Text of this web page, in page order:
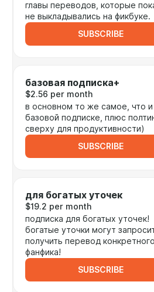
главы переводов, которые
не выкладывались на фикбуке.
SUBSCRIBE
базовая подписка+
$2.56 per month
в основном то же самое, что и
базовой подписке, плюс
сверху для продуктивности)
SUBSCRIBE
для богатых уточек
$19.2 per month
подписка для богатых уточек!
богатые уточки могут
получить перевод конкретного
фанфика!
SUBSCRIBE